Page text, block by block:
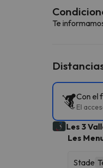
Te
Con el
El
Les 3
Les
Stade